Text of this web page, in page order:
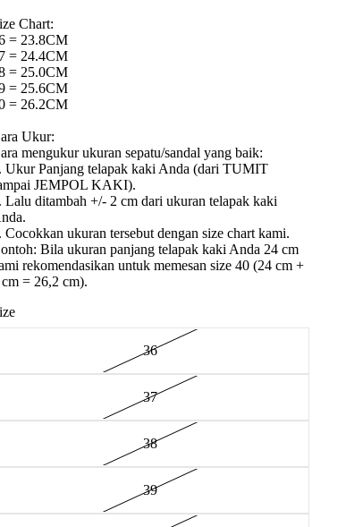
Chart:
= 23.8CM
= 24.4CM
= 25.0CM
= 25.6CM
= 26.2CM
Ukur:
mengukur ukuran sepatu/sandal yang baik:
Ukur Panjang telapak kaki Anda (dari TUMIT
JEMPOL KAKI).
Lalu ditambah +/- 2 cm dari ukuran telapak kaki
Cocokkan ukuran tersebut dengan size chart kami.
Bila ukuran panjang telapak kaki Anda 24 cm
rekomendasikan untuk memesan size 40 (24 cm +
cm = 26,2 cm).
36
37
38
39